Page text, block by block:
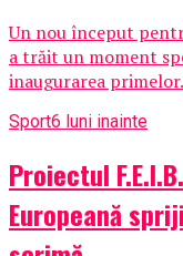
Un nou început
a trăit un moment
inaugurarea
Sport6 luni inainte
Proiectul
Europeană